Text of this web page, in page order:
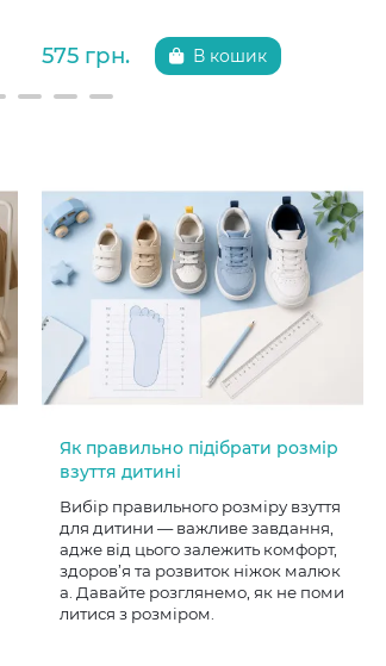
575 грн. В кошик
Як правильно підібрати розмір
взуття дитині
Вибір правильного розміру взуття
для дитини — важливе завдання,
адже від цього залежить комфорт,
здоров’я та розвиток ніжок малюк
а. Давайте розглянемо, як не поми
литися з розміром.